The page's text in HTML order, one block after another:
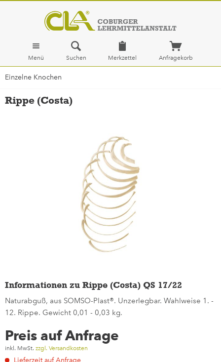
Menü Suchen Merkzettel Anfragekorb
Einzelne Knochen
Rippe (Costa)
Informationen zu Rippe (Costa) QS 17/22
Naturabguß, aus SOMSO-Plast®. Unzerlegbar. Wahlweise 1. -
12. Rippe. Gewicht 0,01 - 0,03 kg.
Preis auf Anfrage
inkl. MwSt. zzgl. Versandkosten
Lieferzeit auf Anfrage